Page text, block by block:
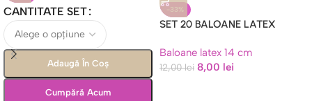
CANTITATE SET
Adaugă În Coș
Cumpără Acum
-33%
SET 20 BALOANE LATEX
Baloane latex 14 cm
12,00lei 8,00 lei